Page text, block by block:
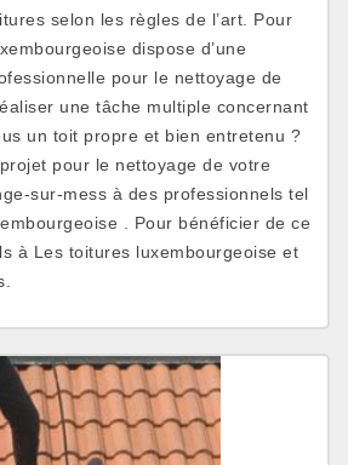
selon les règles de l’art. Pour
dispose d’une
pour le nettoyage de
une tâche multiple concernant
un toit propre et bien entretenu ?
pour le nettoyage de votre
sur-mess à des professionnels tel
. Pour bénéficier de ce
à Les toitures luxembourgeoise et